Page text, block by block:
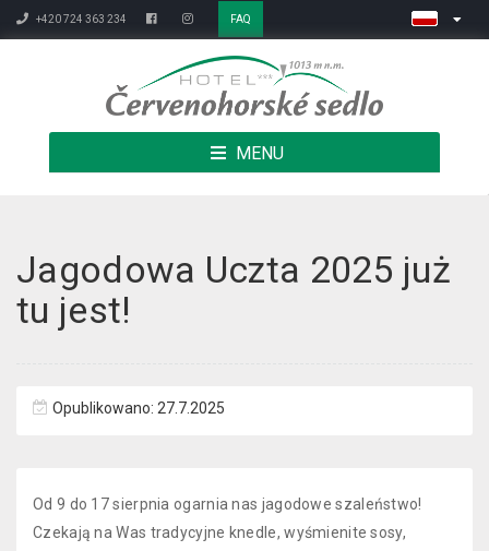
+420 724 363 234 FAQ
MENU
Jagodowa Uczta 2025 już
tu jest!
Opublikowano: 27.7.2025
Od 9 do 17 sierpnia ogarnia nas jagodowe szaleństwo!
Czekają na Was tradycyjne knedle, wyśmienite sosy,